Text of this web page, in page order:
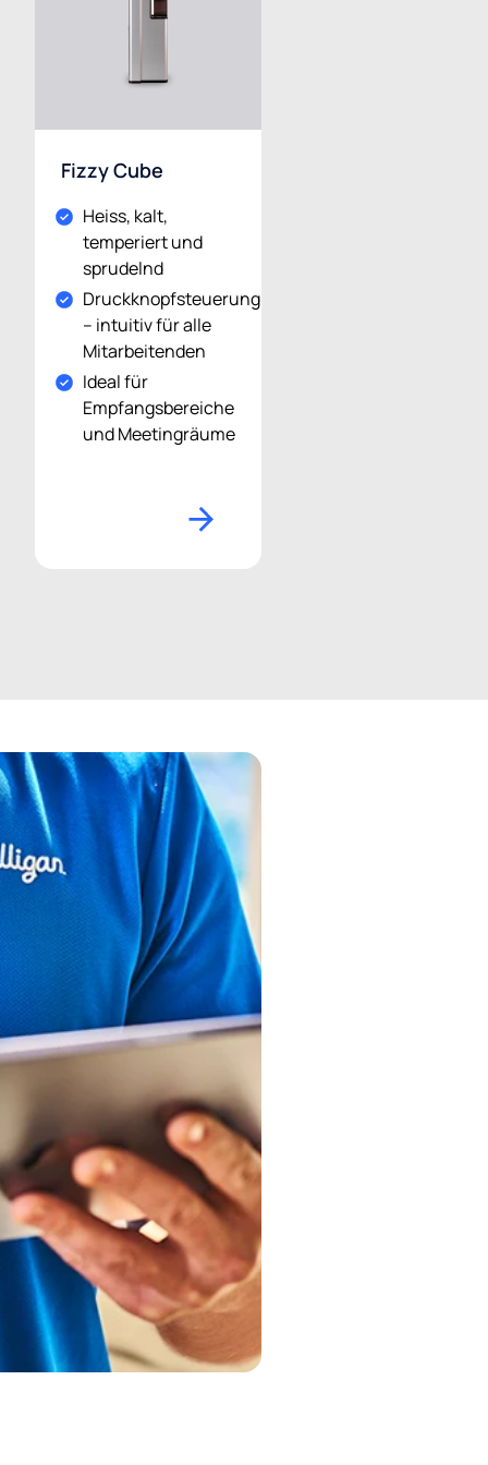
Fizzy Cube
Heiss, kalt,
temperiert und
sprudelnd
Druckknopfsteuerung
– intuitiv für alle
Mitarbeitenden
Ideal für
Empfangsbereiche
und Meetingräume